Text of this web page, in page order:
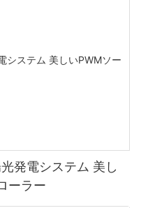
発電システム 美し
ーラー